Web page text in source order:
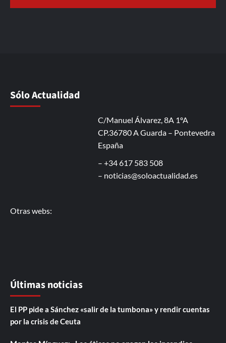
Sólo Actualidad
C/Manuel Álvarez, 8A 1ºA
CP.36780 A Guarda – Pontevedra
España
– +34 617 583 508
– noticias@soloactualidad.es
Otras webs:
Últimas noticias
El PP pide a Sánchez «salir de la tumbona» y rendir cuentas
por la crisis de Ceuta